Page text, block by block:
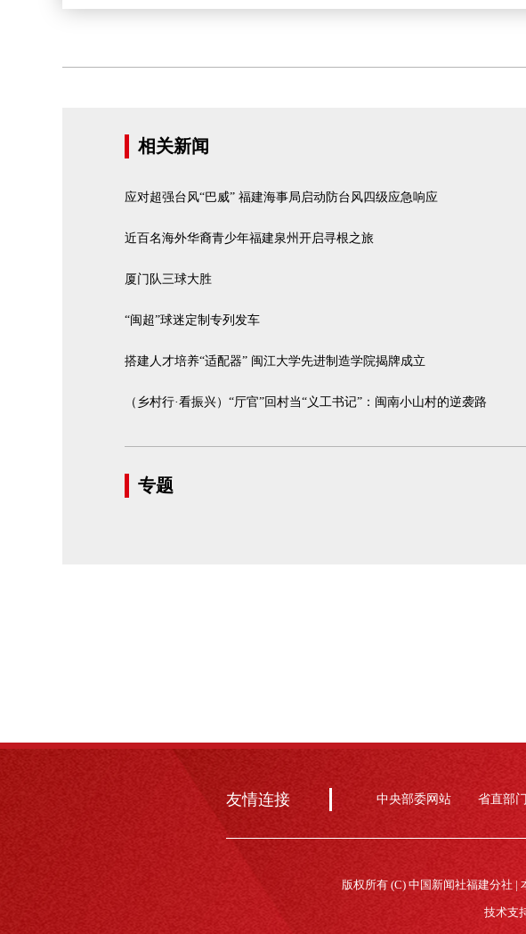
相关新闻
应对超强台风“巴威” 福建海事局启动防台风四级应急响应
近百名海外华裔青少年福建泉州开启寻根之旅
厦门队三球大胜
“闽超”球迷定制专列发车
搭建人才培养“适配器” 闽江大学先进制造学院揭牌成立
（乡村行·看振兴）“厅官”回村当“义工书记”：闽南小山村的逆袭路
专题
友情连接 中央部委网站 省直部
版权所有 (C) 中国新闻社福建分社 |
技术支